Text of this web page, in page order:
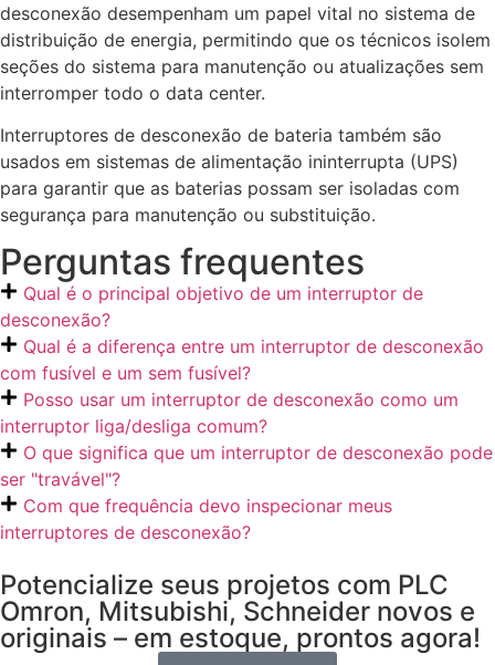
desconexão desempenham um papel vital no sistema de
distribuição de energia, permitindo que os técnicos isolem
seções do sistema para manutenção ou atualizações sem
interromper todo o data center.
Interruptores de desconexão de bateria também são
usados em sistemas de alimentação ininterrupta (UPS)
para garantir que as baterias possam ser isoladas com
segurança para manutenção ou substituição.
Perguntas frequentes
Qual é o principal objetivo de um interruptor de
desconexão?
Qual é a diferença entre um interruptor de desconexão
com fusível e um sem fusível?
Posso usar um interruptor de desconexão como um
interruptor liga/desliga comum?
O que significa que um interruptor de desconexão pode
ser "travável"?
Com que frequência devo inspecionar meus
interruptores de desconexão?
Potencialize seus projetos com PLC
Omron, Mitsubishi, Schneider novos e
originais – em estoque, prontos agora!